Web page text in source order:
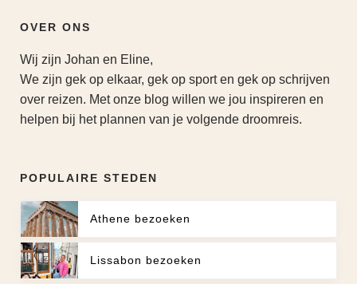
OVER ONS
Wij zijn Johan en Eline,
We zijn gek op elkaar, gek op sport en gek op schrijven
over reizen. Met onze blog willen we jou inspireren en
helpen bij het plannen van je volgende droomreis.
POPULAIRE STEDEN
Athene bezoeken
Lissabon bezoeken